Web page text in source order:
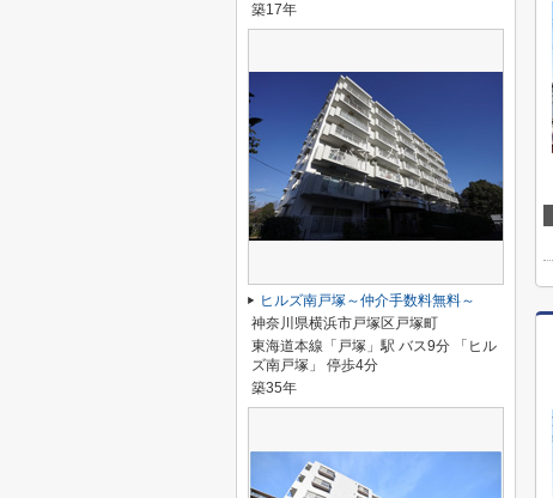
築17年
ヒルズ南戸塚～仲介手数料無料～
神奈川県横浜市戸塚区戸塚町
東海道本線「戸塚」駅 バス9分 「ヒル
ズ南戸塚」 停歩4分
築35年